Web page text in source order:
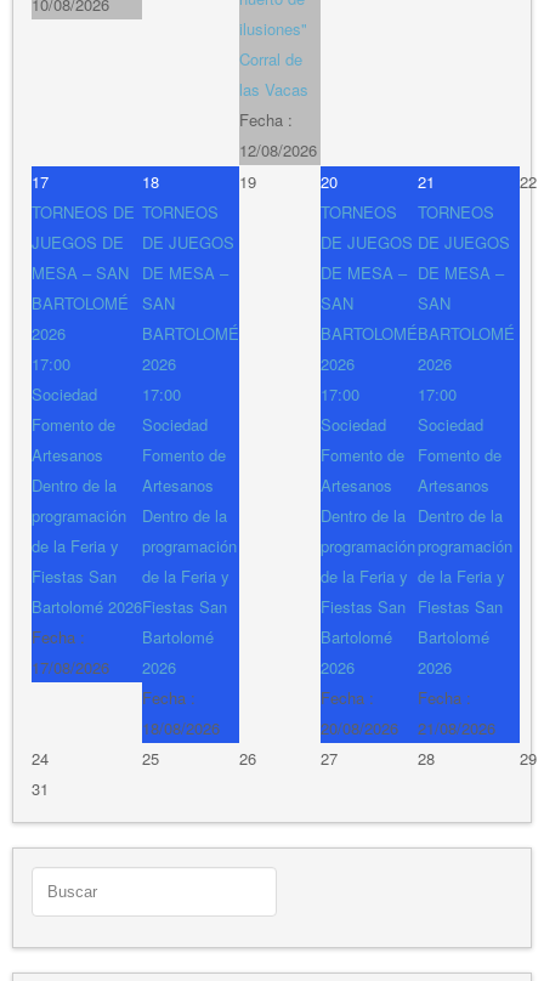
ilusiones"
Corral de
las Vacas
Fecha :
12/08/2026
17
TORNEOS DE
JUEGOS DE
MESA – SAN
BARTOLOMÉ
2026
17:00
Sociedad
Fomento de
Artesanos
Dentro de la
programación
de la Feria y
Fiestas San
Bartolomé 2026
Fecha :
17/08/2026
18
TORNEOS
DE JUEGOS
DE MESA –
SAN
BARTOLOMÉ
2026
17:00
Sociedad
Fomento de
Artesanos
Dentro de la
programación
de la Feria y
Fiestas San
Bartolomé
2026
Fecha :
18/08/2026
19
20
TORNEOS
DE JUEGOS
DE MESA –
SAN
BARTOLOMÉ
2026
17:00
Sociedad
Fomento de
Artesanos
Dentro de la
programación
de la Feria y
Fiestas San
Bartolomé
2026
Fecha :
20/08/2026
21
TORNEOS
DE JUEGOS
DE MESA –
SAN
BARTOLOMÉ
2026
17:00
Sociedad
Fomento de
Artesanos
Dentro de la
programación
de la Feria y
Fiestas San
Bartolomé
2026
Fecha :
21/08/2026
22
24 25 26 27 28
29
31